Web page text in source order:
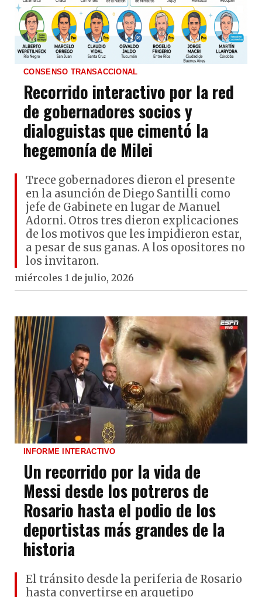
CONSENSO TRANSACCIONAL
Recorrido interactivo por la red
de gobernadores socios y
dialoguistas que cimentó la
hegemonía de Milei
Trece gobernadores dieron el presente
en la asunción de Diego Santilli como
jefe de Gabinete en lugar de Manuel
Adorni. Otros tres dieron explicaciones
de los motivos que les impidieron estar,
a pesar de sus ganas. A los opositores no
los invitaron.
miércoles 1 de julio, 2026
INFORME INTERACTIVO
Un recorrido por la vida de
Messi desde los potreros de
Rosario hasta el podio de los
deportistas más grandes de la
historia
El tránsito desde la periferia de Rosario
hasta convertirse en arquetipo